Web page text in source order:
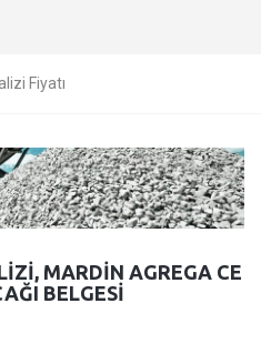
Fiyatı
MARDIN AGREGA CE
BELGESI